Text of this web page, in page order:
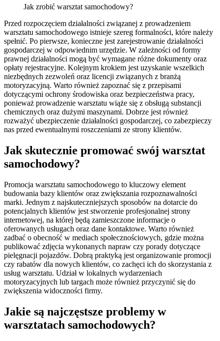
Jak zrobić warsztat samochodowy?
Przed rozpoczęciem działalności związanej z prowadzeniem
warsztatu samochodowego istnieje szereg formalności, które należy
spełnić. Po pierwsze, konieczne jest zarejestrowanie działalności
gospodarczej w odpowiednim urzędzie. W zależności od formy
prawnej działalności mogą być wymagane różne dokumenty oraz
opłaty rejestracyjne. Kolejnym krokiem jest uzyskanie wszelkich
niezbędnych zezwoleń oraz licencji związanych z branżą
motoryzacyjną. Warto również zapoznać się z przepisami
dotyczącymi ochrony środowiska oraz bezpieczeństwa pracy,
ponieważ prowadzenie warsztatu wiąże się z obsługą substancji
chemicznych oraz dużymi maszynami. Dobrze jest również
rozważyć ubezpieczenie działalności gospodarczej, co zabezpieczy
nas przed ewentualnymi roszczeniami ze strony klientów.
Jak skutecznie promować swój warsztat
samochodowy?
Promocja warsztatu samochodowego to kluczowy element
budowania bazy klientów oraz zwiększania rozpoznawalności
marki. Jednym z najskuteczniejszych sposobów na dotarcie do
potencjalnych klientów jest stworzenie profesjonalnej strony
internetowej, na której będą zamieszczone informacje o
oferowanych usługach oraz dane kontaktowe. Warto również
zadbać o obecność w mediach społecznościowych, gdzie można
publikować zdjęcia wykonanych napraw czy porady dotyczące
pielęgnacji pojazdów. Dobrą praktyką jest organizowanie promocji
czy rabatów dla nowych klientów, co zachęci ich do skorzystania z
usług warsztatu. Udział w lokalnych wydarzeniach
motoryzacyjnych lub targach może również przyczynić się do
zwiększenia widoczności firmy.
Jakie są najczęstsze problemy w
warsztatach samochodowych?